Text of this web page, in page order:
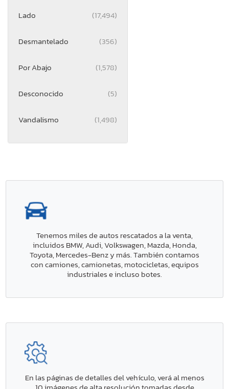
Lado (17,494)
Desmantelado (356)
Por Abajo (1,578)
Desconocido (5)
Vandalismo (1,498)
Tenemos miles de autos rescatados a la venta,
incluidos BMW, Audi, Volkswagen, Mazda, Honda,
Toyota, Mercedes-Benz y más. También contamos
con camiones, camionetas, motocicletas, equipos
industriales e incluso botes.
En las páginas de detalles del vehículo, verá al menos